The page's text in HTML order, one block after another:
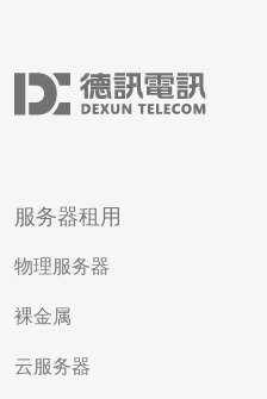
服务器租用
物理服务器
裸金属
云服务器